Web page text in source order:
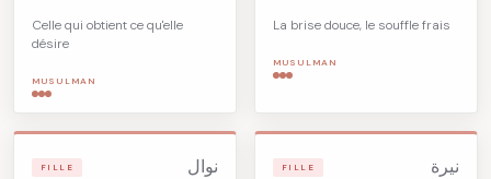
Celle qui obtient ce qu'elle
désire
MUSULMAN
La brise douce, le souffle frais
MUSULMAN
FILLE نوال FILLE نيرة